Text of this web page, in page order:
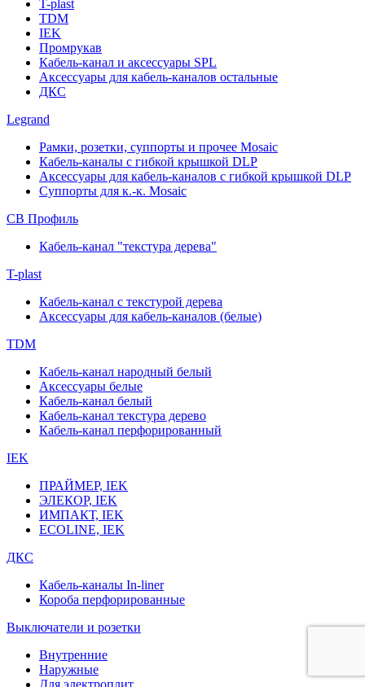
T-plast
TDM
IEK
Промрукав
Кабель-канал и аксессуары SPL
Аксессуары для кабель-каналов остальные
ДКС
Legrand
Рамки, розетки, суппорты и прочее Mosaic
Кабель-каналы с гибкой крышкой DLP
Аксессуары для кабель-каналов с гибкой крышкой DLP
Суппорты для к.-к. Mosaic
СВ Профиль
Кабель-канал "текстура дерева"
T-plast
Кабель-канал с текстурой дерева
Аксессуары для кабель-каналов (белые)
TDM
Кабель-канал народный белый
Аксессуары белые
Кабель-канал белый
Кабель-канал текстура дерево
Кабель-канал перфорированный
IEK
ПРАЙМЕР, IEK
ЭЛЕКОР, IEK
ИМПАКТ, IEK
ECOLINE, IEK
ДКС
Кабель-каналы In-liner
Короба перфорированные
Выключатели и розетки
Внутренние
Наружные
Для электроплит